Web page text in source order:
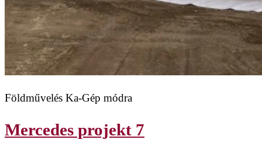
Földművelés Ka-Gép módra
Mercedes projekt 7